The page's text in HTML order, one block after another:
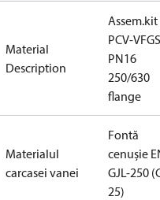
Material
Description
Assem.kit
PCV-
PN16
250/630
flange
Materialul
carcasei vanei
Fontă
cenușie
GJL-250
25)